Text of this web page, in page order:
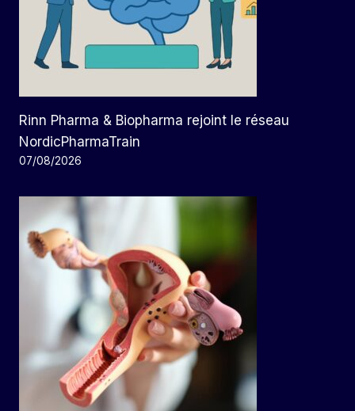
Rinn Pharma & Biopharma rejoint le réseau
NordicPharmaTrain
07/08/2026